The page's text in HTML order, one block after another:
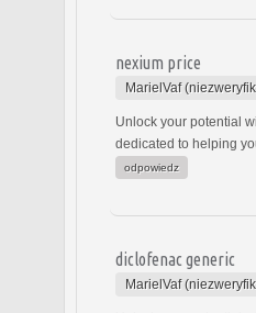
nexium price
MarielVaf
Unlock your potential
dedicated to helping
odpowiedz
diclofenac generic
MarielVaf